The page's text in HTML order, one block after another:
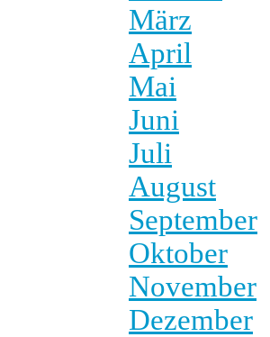
März
April
Mai
Juni
Juli
August
September
Oktober
November
Dezember